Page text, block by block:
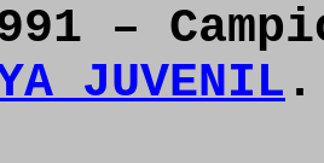
–
JUVENIL.